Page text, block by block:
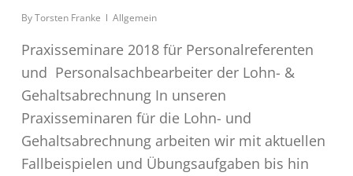
ByTorsten Franke Allgemein
Praxisseminare 2018 für Personalreferenten
und Personalsachbearbeiter der Lohn- &
Gehaltsabrechnung In unseren
Praxisseminaren für die Lohn- und
Gehaltsabrechnung arbeiten wir mit aktuellen
Fallbeispielen und Übungsaufgaben bis hin